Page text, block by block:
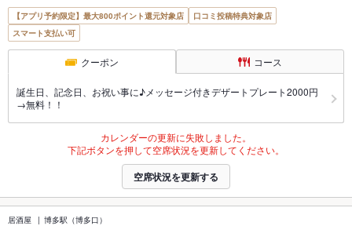
【アプリ予約限定】最大800ポイント還元対象店
口コミ投稿特典対象店
スマート支払い可
クーポン コース
誕生日、記念日、お祝い事に♪メッセージ付きデザートプレート2000円
→無料！！
カレンダーの更新に失敗しました。
下記ボタンを押して空席状況を更新してください。
空席状況を更新する
居酒屋 博多駅（博多口）